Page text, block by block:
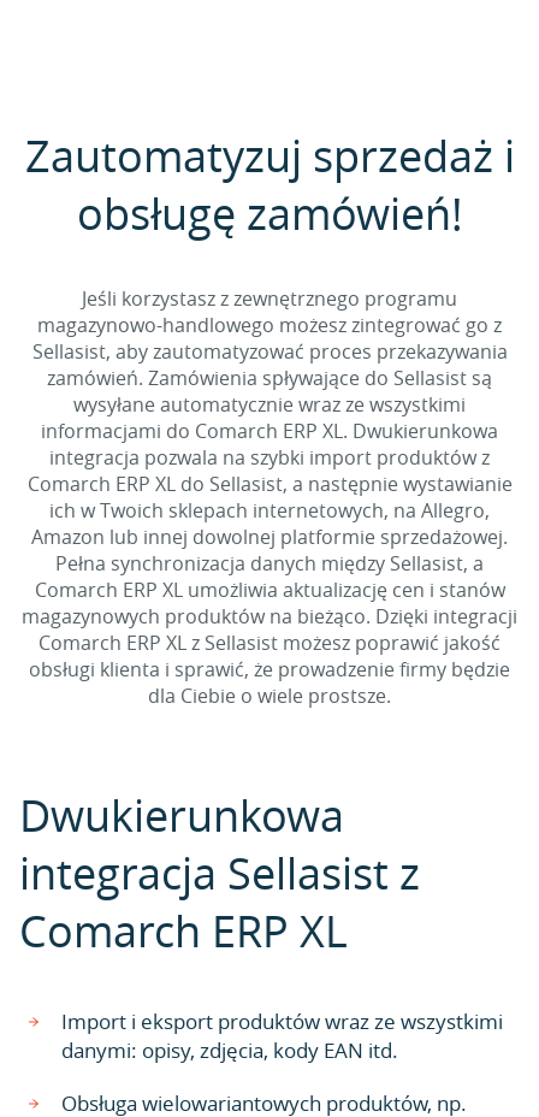
Zautomatyzuj sprzedaż i
obsługę zamówień!
Jeśli korzystasz z zewnętrznego programu
magazynowo-handlowego możesz zintegrować go z
Sellasist, aby zautomatyzować proces przekazywania
zamówień. Zamówienia spływające do Sellasist są
wysyłane automatycznie wraz ze wszystkimi
informacjami do Comarch ERP XL. Dwukierunkowa
integracja pozwala na szybki import produktów z
Comarch ERP XL do Sellasist, a następnie wystawianie
ich w Twoich sklepach internetowych, na Allegro,
Amazon lub innej dowolnej platformie sprzedażowej.
Pełna synchronizacja danych między Sellasist, a
Comarch ERP XL umożliwia aktualizację cen i stanów
magazynowych produktów na bieżąco. Dzięki integracji
Comarch ERP XL z Sellasist możesz poprawić jakość
obsługi klienta i sprawić, że prowadzenie firmy będzie
dla Ciebie o wiele prostsze.
Dwukierunkowa
integracja Sellasist z
Comarch ERP XL
Import i eksport produktów wraz ze wszystkimi
danymi: opisy, zdjęcia, kody EAN itd.
Obsługa wielowariantowych produktów, np.